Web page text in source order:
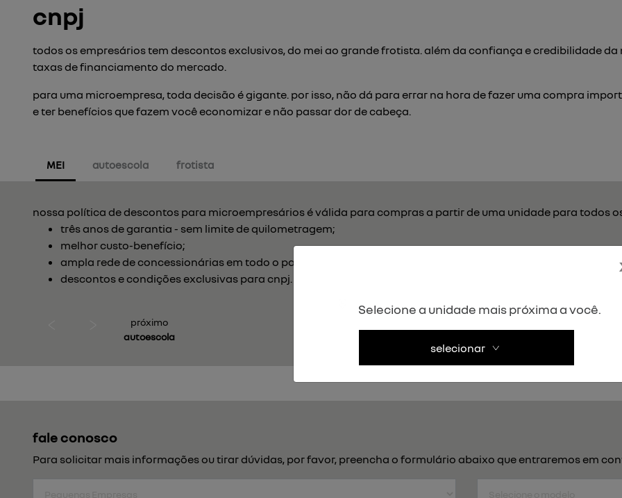
cnpj
todos os empresários tem descontos exclusivos, do mei ao grande frotista. além da confiança e credibilidade
taxas de financiamento do mercado.
para uma microempresa, toda decisão é gigante. por isso, não dá para errar na hora de fazer uma compra
e ter benefícios que fazem você economizar e não passar dor de cabeça.
MEI autoescola frotista
nossa política de descontos para microempresários é válida para compras a partir de uma unidade para todos
três anos de garantia - sem limite de quilometragem;
melhor custo-benefício;
ampla rede de concessionárias em todo o país;
descontos e condições exclusivas para cnpj.
próximo
autoescola
fale conosco
Para solicitar mais informações ou tirar dúvidas, por favor, preencha o formulário abaixo que entraremos em
Selecione a unidade mais próxima a você.
selecionar